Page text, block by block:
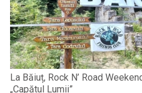
La Băiuț, Rock N’ Road
„Capătul Lumii”